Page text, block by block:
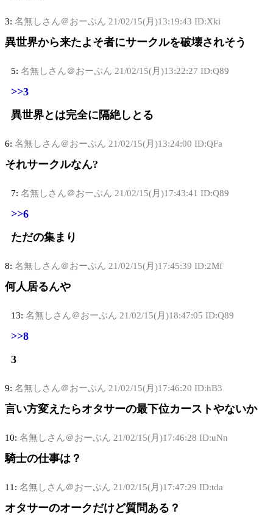
3: 名無しさん＠おーぷん 21/02/15(月)13:19:43 ID:Xki
異世界から来たよそ者にサークルを破壊されそう
5: 名無しさん＠おーぷん 21/02/15(月)13:22:27 ID:Q89
>>3
異世界とは完全に隔絶しとる
6: 名無しさん＠おーぷん 21/02/15(月)13:24:00 ID:QFa
それサークルなん?
7: 名無しさん＠おーぷん 21/02/15(月)17:43:41 ID:Q89
>>6
ただの集まり
8: 名無しさん＠おーぷん 21/02/15(月)17:45:39 ID:2Mf
何人居るんや
13: 名無しさん＠おーぷん 21/02/15(月)18:47:05 ID:Q89
>>8
3
9: 名無しさん＠おーぷん 21/02/15(月)17:46:20 ID:hB3
言い方変えたらオタサーの最下位カーストやないか
10: 名無しさん＠おーぷん 21/02/15(月)17:46:28 ID:uNn
騎士の仕事は？
11: 名無しさん＠おーぷん 21/02/15(月)17:47:29 ID:tda
オタサーのオークだけど質問ある？